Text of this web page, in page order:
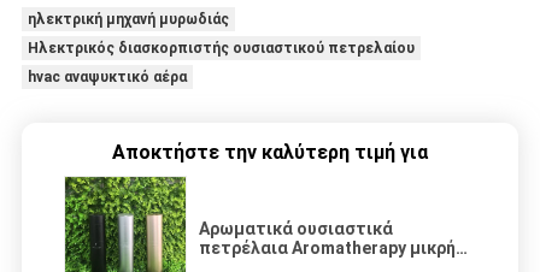
ηλεκτρική μηχανή μυρωδιάς
Ηλεκτρικός διασκορπιστής ουσιαστικού πετρελαίου
hvac αναψυκτικό αέρα
Αποκτήστε την καλύτερη τιμή για
Αρωματικά ουσιαστικά
πετρέλαια Aromatherapy μικρής